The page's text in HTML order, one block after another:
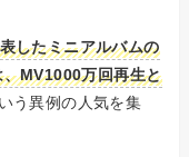
したミニアルバムの
MV1000万回再生と
う異例の人気を集